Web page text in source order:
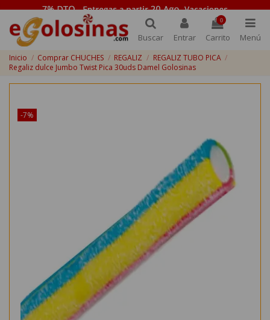
Buscar Entrar
0
Carrito Menú
Inicio Comprar CHUCHES REGALIZ
REGALIZ TUBO PICA
Regaliz dulce Jumbo Twist Pica 30uds Damel Golosinas
-7%